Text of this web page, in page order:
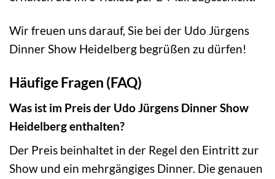
Wir freuen uns darauf, Sie bei der Udo Jürgens
Dinner Show Heidelberg begrüßen zu dürfen!
Häufige Fragen (FAQ)
Was ist im Preis der Udo Jürgens Dinner Show
Heidelberg enthalten?
Der Preis beinhaltet in der Regel den Eintritt zur
Show und ein mehrgängiges Dinner. Die genauen